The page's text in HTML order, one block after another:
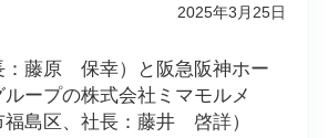
2025年3月25日
藤原 保幸）と阪急阪神ホー
ープの株式会社ミマモルメ
福島区、社長：藤井 啓詳）